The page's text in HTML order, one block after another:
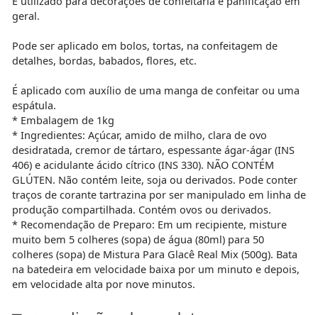
geral.
Pode ser aplicado em bolos, tortas, na confeitagem de
detalhes, bordas, babados, flores, etc.
É aplicado com auxílio de uma manga de confeitar ou uma
espátula.
* Embalagem de 1kg
* Ingredientes: Açúcar, amido de milho, clara de ovo
desidratada, cremor de tártaro, espessante ágar-ágar (INS
406) e acidulante ácido cítrico (INS 330). NÃO CONTÉM
GLÚTEN. Não contém leite, soja ou derivados. Pode conter
traços de corante tartrazina por ser manipulado em linha de
produção compartilhada. Contém ovos ou derivados.
* Recomendação de Preparo: Em um recipiente, misture
muito bem 5 colheres (sopa) de água (80ml) para 50
colheres (sopa) de Mistura Para Glacê Real Mix (500g). Bata
na batedeira em velocidade baixa por um minuto e depois,
em velocidade alta por nove minutos.